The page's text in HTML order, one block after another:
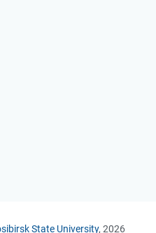
State University, 2026